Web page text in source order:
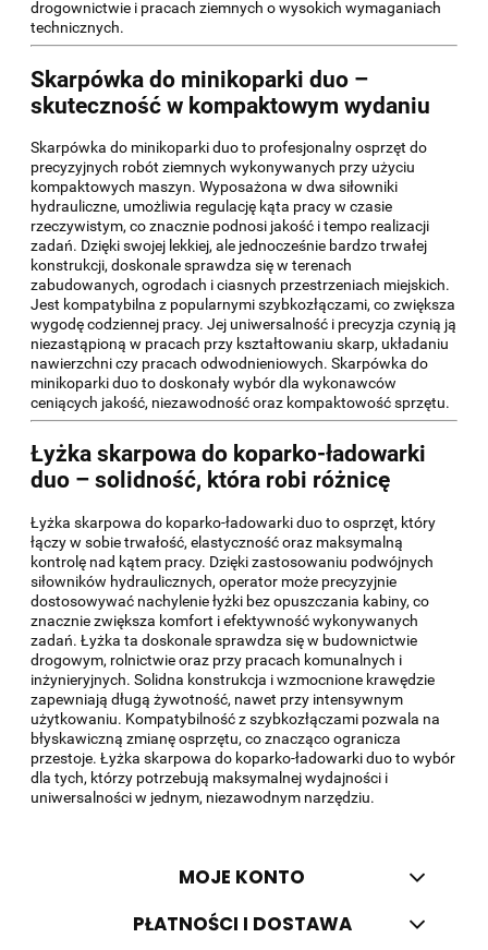
drogownictwie i pracach ziemnych o wysokich wymaganiach
technicznych.
Skarpówka do minikoparki duo –
skuteczność w kompaktowym wydaniu
Skarpówka do minikoparki duo to profesjonalny osprzęt do
precyzyjnych robót ziemnych wykonywanych przy użyciu
kompaktowych maszyn. Wyposażona w dwa siłowniki
hydrauliczne, umożliwia regulację kąta pracy w czasie
rzeczywistym, co znacznie podnosi jakość i tempo realizacji
zadań. Dzięki swojej lekkiej, ale jednocześnie bardzo trwałej
konstrukcji, doskonale sprawdza się w terenach
zabudowanych, ogrodach i ciasnych przestrzeniach miejskich.
Jest kompatybilna z popularnymi szybkozłączami, co zwiększa
wygodę codziennej pracy. Jej uniwersalność i precyzja czynią ją
niezastąpioną w pracach przy kształtowaniu skarp, układaniu
nawierzchni czy pracach odwodnieniowych. Skarpówka do
minikoparki duo to doskonały wybór dla wykonawców
ceniących jakość, niezawodność oraz kompaktowość sprzętu.
Łyżka skarpowa do koparko-ładowarki
duo – solidność, która robi różnicę
Łyżka skarpowa do koparko-ładowarki duo to osprzęt, który
łączy w sobie trwałość, elastyczność oraz maksymalną
kontrolę nad kątem pracy. Dzięki zastosowaniu podwójnych
siłowników hydraulicznych, operator może precyzyjnie
dostosowywać nachylenie łyżki bez opuszczania kabiny, co
znacznie zwiększa komfort i efektywność wykonywanych
zadań. Łyżka ta doskonale sprawdza się w budownictwie
drogowym, rolnictwie oraz przy pracach komunalnych i
inżynieryjnych. Solidna konstrukcja i wzmocnione krawędzie
zapewniają długą żywotność, nawet przy intensywnym
użytkowaniu. Kompatybilność z szybkozłączami pozwala na
błyskawiczną zmianę osprzętu, co znacząco ogranicza
przestoje. Łyżka skarpowa do koparko-ładowarki duo to wybór
dla tych, którzy potrzebują maksymalnej wydajności i
uniwersalności w jednym, niezawodnym narzędziu.
MOJE KONTO
PŁATNOŚCI I DOSTAWA